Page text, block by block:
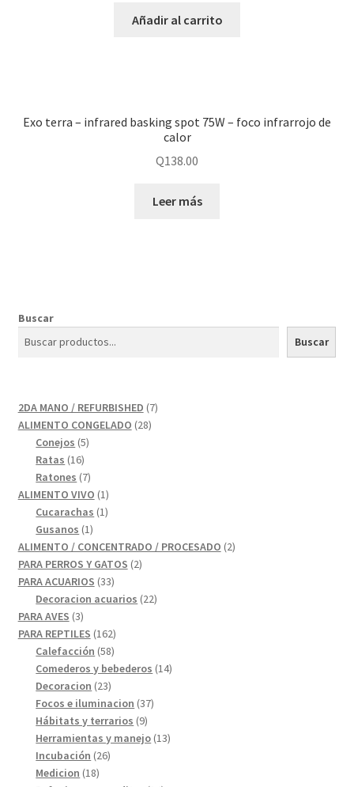
Añadir al carrito
Exo terra – infrared basking spot 75W – foco infrarrojo de
calor
Q138.00
Leer más
Buscar
Buscar
2DA MANO / REFURBISHED 77
ALIMENTO CONGELADO 2828
Conejos 55
Ratas 1616
productos
Ratones 77
productos
ALIMENTO VIVO 11
producto
Cucarachas 11
Gusanos 11
producto
ALIMENTO / CONCENTRADO / PROCESADO 22
PARA PERROS Y GATOS 22
PARA ACUARIOS 3333
productos
Decoracion acuarios 2222
PARA AVES 33
productos
PARA REPTILES 162162
productos
Calefacción 5858
productos
Comederos y bebederos 1414
Decoracion 2323
productos
Focos e iluminacion 3737
Hábitats y terrarios 99
productos
Herramientas y manejo 1313
Incubación 2626
Medicion 1818